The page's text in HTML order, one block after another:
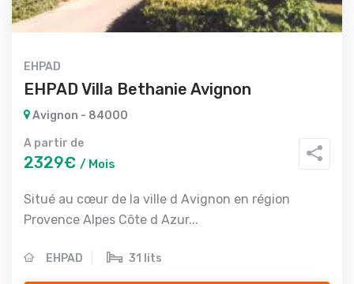
EHPAD
EHPAD Villa Bethanie Avignon
Avignon - 84000
A partir de
2329€ / Mois
Situé au cœur de la ville d Avignon en région
Provence Alpes Côte d Azur...
EHPAD 31 lits